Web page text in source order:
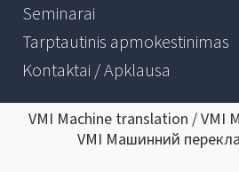
Seminarai
Tarptautinis apmokestinimas
Kontaktai / Apklausa
VMI Machine translation / VMI
VMI Машинний